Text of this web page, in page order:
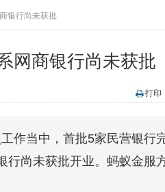
记者手记：疫情下的香港零售业
济安金信：中国基金市场数据分
【新华财经调查】同业存单、
央行公开市场净投放300亿元
恒生聚源：北斗收官之星发射
银行尚未获批
网商银行尚未获批
打印
作当中，首批5家民营银行
尚未获批开业。蚂蚁金服